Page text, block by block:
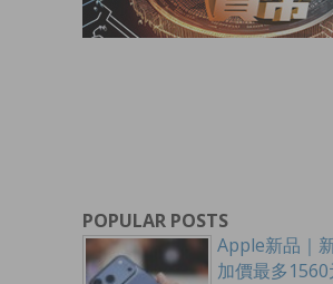
POPULAR POSTS
Apple新品｜
加價最多1560